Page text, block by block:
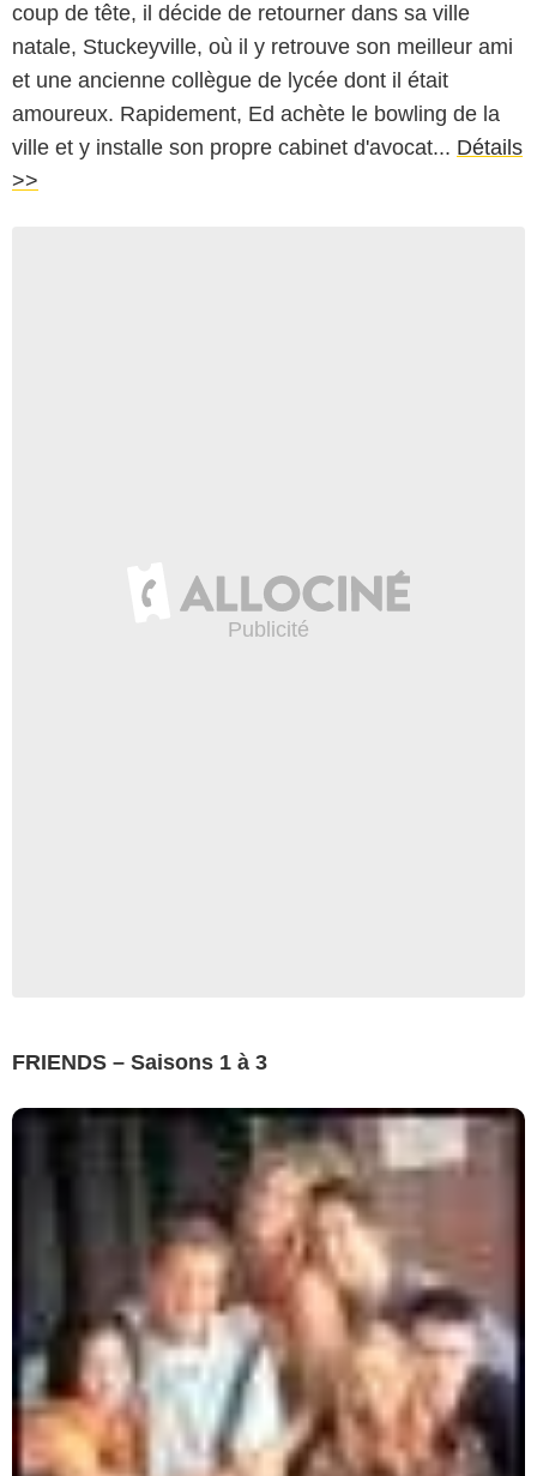
coup de tête, il décide de retourner dans sa ville
natale, Stuckeyville, où il y retrouve son meilleur ami
et une ancienne collègue de lycée dont il était
amoureux. Rapidement, Ed achète le bowling de la
ville et y installe son propre cabinet d'avocat... Détails
>>
FRIENDS – Saisons 1 à 3